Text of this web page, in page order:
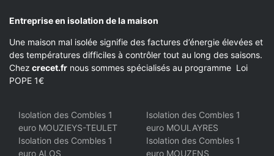
Entreprise en isolation de la maison
Une maison mal isolée signifie des factures d’énergie élevées et
des températures difficiles à contrôler tout au long des saisons.
Chez crecet.fr nous sommes spécialisés au programme Loi
POPE 1€
Isolation des Combles 1
euro MOUZIEYS-TEULET
Isolation des Combles 1
euro MOULAYRES
Isolation des Combles 1
euro ALOS
Isolation des Combles 1
euro MOUZENS